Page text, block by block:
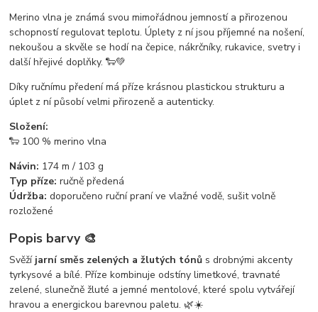
Merino vlna je známá svou mimořádnou jemností a přirozenou
schopností regulovat teplotu. Úplety z ní jsou příjemné na nošení,
nekoušou a skvěle se hodí na čepice, nákrčníky, rukavice, svetry i
další hřejivé doplňky. 🐑💚
Díky ručnímu předení má příze krásnou plastickou strukturu a
úplet z ní působí velmi přirozeně a autenticky.
Složení:
🐑 100 % merino vlna
Návin: 174 m / 103 g
Typ příze: ručně předená
Údržba: doporučeno ruční praní ve vlažné vodě, sušit volně
rozložené
Popis barvy 🎨
Svěží jarní směs zelených a žlutých tónů s drobnými akcenty
tyrkysové a bílé. Příze kombinuje odstíny limetkové, travnaté
zelené, slunečně žluté a jemné mentolové, které spolu vytvářejí
hravou a energickou barevnou paletu. 🌿☀️